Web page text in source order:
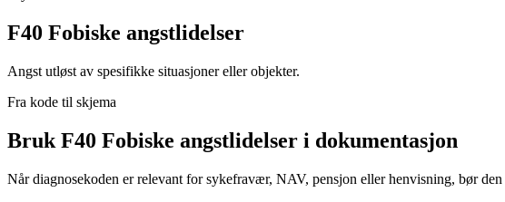
F40 Fobiske angstlidelser
Angst utløst av spesifikke situasjoner eller objekter.
Fra kode til skjema
Bruk F40 Fobiske angstlidelser i dokumentasjon
Når diagnosekoden er relevant for sykefravær, NAV, pensjon eller henvisning, bør